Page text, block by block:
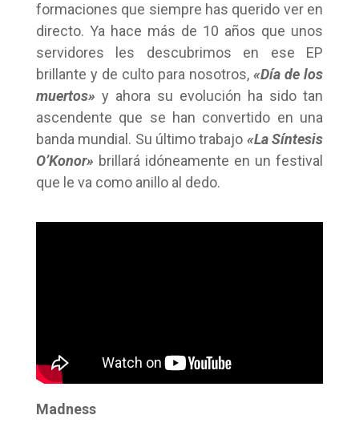
formaciones que siempre has querido ver en
directo. Ya hace más de 10 años que unos
servidores les descubrimos en ese EP
brillante y de culto para nosotros,«Día de los
muertos» y ahora su evolución ha sido tan
ascendente que se han convertido en una
banda mundial. Su último trabajo «La Síntesis
O’Konor» brillará idóneamente en un festival
que le va como anillo al dedo.
Madness